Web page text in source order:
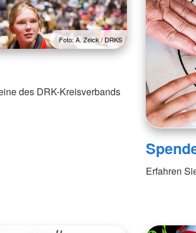
Foto: A. Zelck / DRKS
des DRK-Kreisverbands
Erfahren